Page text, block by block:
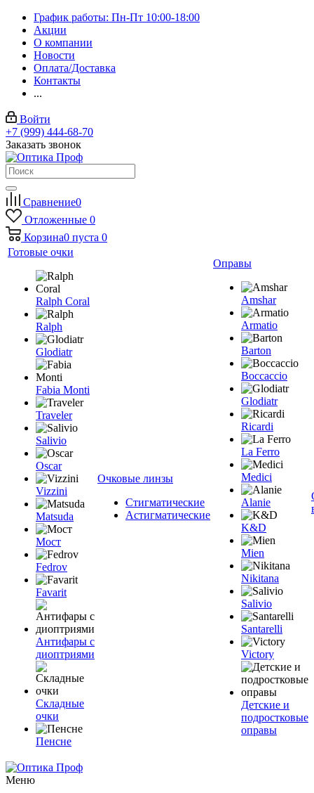
График работы: Пн-Пт 10:00-18:00
Акции
О компании
Новости
Оплата/Доставка
Контакты
...
Войти
+7 (999) 444-68-70
Заказать звонок
Сравнение0
Отложенные 0
Корзина0 пуста 0
Готовые очки
Ralph Coral
Ralph
Glodiatr
Fabia Monti
Traveler
Salivio
Oscar
Vizzini
Matsuda
Мост
Fedrov
Favarit
Антифары с
диоптриями
Складные
очки
Пенсне
Очковые линзы
Стигматические
Астигматические
Оправы
Amshar
Armatio
Barton
Boccaccio
Glodiatr
Ricardi
La Ferro
Medici
Alanie
K&D
Mien
Nikitana
Salivio
Santarelli
Victory
Детские и
подростковые
оправы
Меню